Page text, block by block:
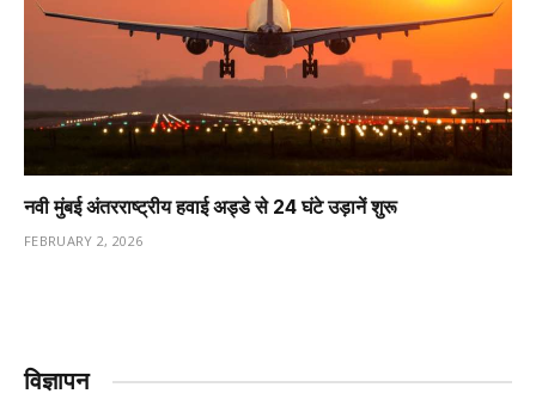
नवी मुंबई अंतरराष्ट्रीय हवाई अड्डे से 24 घंटे उड़ानें शुरू
FEBRUARY 2, 2026
विज्ञापन